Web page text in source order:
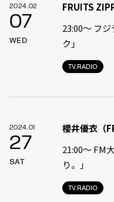
2024.02
07
WED
TV.RADIO
FRUITS
23:00〜 フ
ク」
2024.01
27
SAT
TV.RADIO
櫻井優衣（
21:00〜 FM
り。」